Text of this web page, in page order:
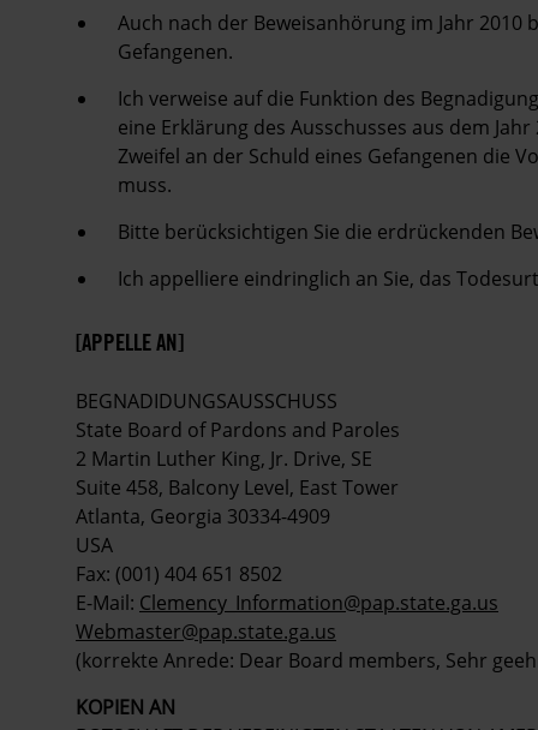
Auch nach der Beweisanhörung im Jahr
Gefangenen.
Ich verweise auf die Funktion des
eine Erklärung des Ausschusses aus dem
Zweifel an der Schuld eines Gefangenen die
muss.
Bitte berücksichtigen Sie die erdrückenden
Ich appelliere eindringlich an Sie, das
[APPELLE AN]
BEGNADIDUNGSAUSSCHUSS
State Board of Pardons and Paroles
2 Martin Luther King, Jr. Drive, SE
Suite 458, Balcony Level, East Tower
Atlanta, Georgia 30334-4909
USA
Fax: (001) 404 651 8502
E-Mail: Clemency_Information@pap.state.ga.us
Webmaster@pap.state.ga.us
(korrekte Anrede: Dear Board members, Sehr
KOPIEN AN